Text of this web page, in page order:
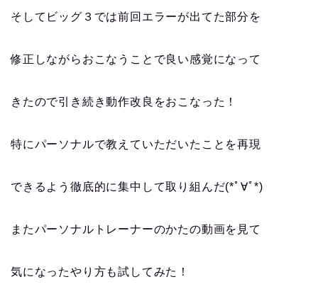
そしてビッグ３では前回エラーが出てた部分を
修正しながらおこなうことで良い感覚になって
きたので引き続き動作改良をおこなった！
特にパーソナルで教えていただいたことを再現
できるよう徹底的に集中して取り組んだ(*ﾟ∀ﾟ*)
またパーソナルトレーナーのかたの動画を見て
気になったやり方も試してみた！